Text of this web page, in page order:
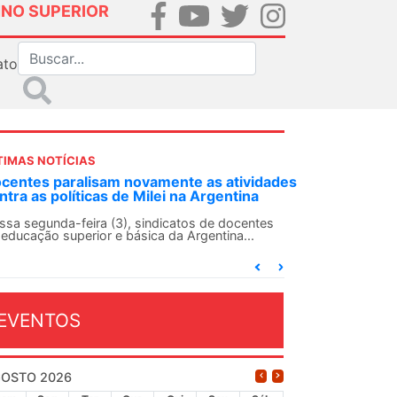
SUPERIOR
NOTÍCIAS
SN convoca docentes para Dia de
Internacionalista com Cuba em
de agosto
SN conclama suas seções sindicais e o